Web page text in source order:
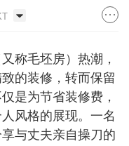
称毛坯房）热潮，
的装修，转而保留
是为节省装修费，
风格的展现。一名
与丈夫亲自操刀的